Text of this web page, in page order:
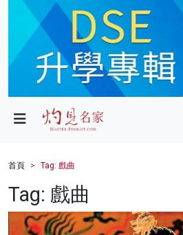
政局
財經
健康
首頁 Tag: 戲曲
Tag: 戲曲